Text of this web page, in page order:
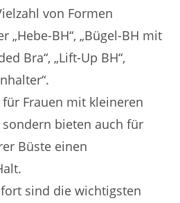
von Formen
„Hebe-BH“, „Bügel-BH mit
Bra“, „Lift-Up BH“,
Frauen mit kleineren
bieten auch für
Büste einen
sind die wichtigsten